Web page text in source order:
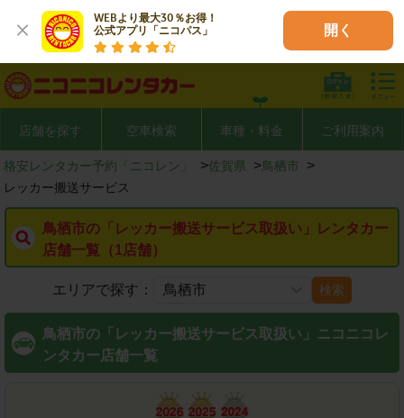
WEBより最大30％お得！
公式アプリ「ニコパス」
開く
店舗を探す 空車検索 車種・料金 ご利用案内
格安レンタカー予約「ニコレン」 >佐賀県 >鳥栖市 >
レッカー搬送サービス
鳥栖市の「レッカー搬送サービス取扱い」レンタカー
店舗一覧（1店舗）
エリアで探す： 検索
鳥栖市の「レッカー搬送サービス取扱い」ニコニコレ
ンタカー店舗一覧